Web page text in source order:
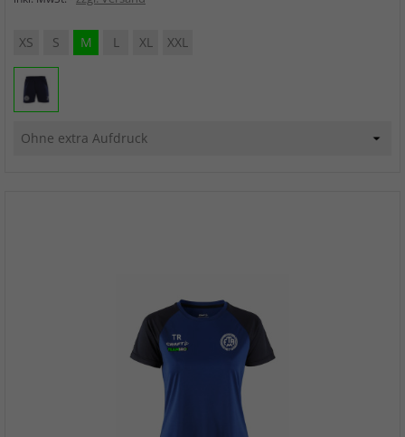
XS S M L XL XXL